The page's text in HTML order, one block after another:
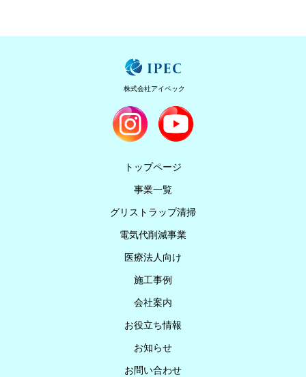
株式会社アイペック
トップページ
事業一覧
グリストラップ清掃
電気代削減事業
医療法人向け
施工事例
会社案内
お役立ち情報
お知らせ
お問い合わせ